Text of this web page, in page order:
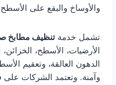
والأوساخ والبقع على
تشمل خدمة تنظيف مطابخ
الأرضيات، الأسطح، الخزائن،
الدهون العالقة، وتعقيم
وآمنة. وتعتمد الشركات